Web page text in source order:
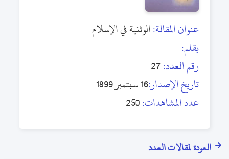
عنوان المقالة:الوثنية في الإسلام
بقلم:
رقم العدد:27
تاريخ الإصدار:16 سبتمبر 1899
عدد المشاهدات:250
العودة لمقالات العدد